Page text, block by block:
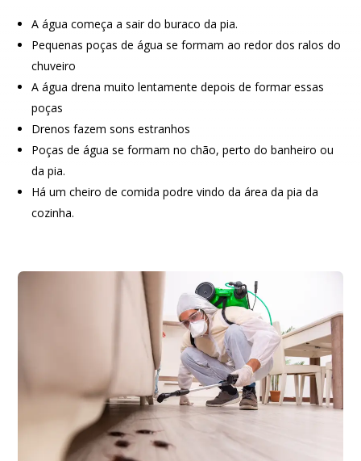
A água começa a sair do buraco da pia.
Pequenas poças de água se formam ao redor dos ralos do
chuveiro
A água drena muito lentamente depois de formar essas
poças
Drenos fazem sons estranhos
Poças de água se formam no chão, perto do banheiro ou
da pia.
Há um cheiro de comida podre vindo da área da pia da
cozinha.